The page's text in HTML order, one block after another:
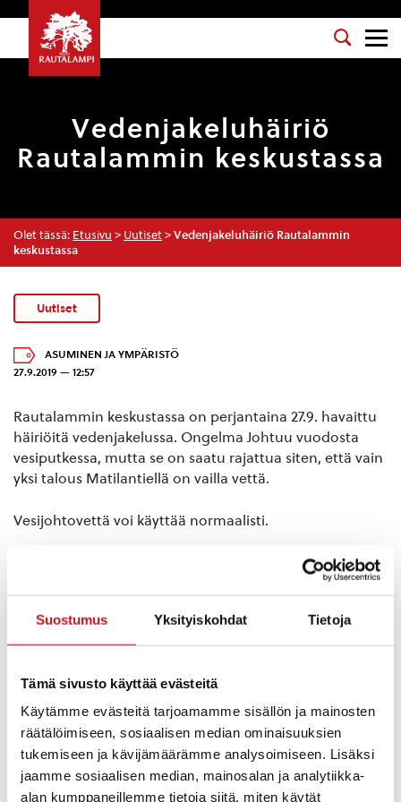
Suostumus Yksityiskohdat Tietoja
Tämä sivusto käyttää evästeitä
Käytämme evästeitä tarjoamamme sisällön ja mainosten
räätälöimiseen, sosiaalisen median ominaisuuksien
tukemiseen ja kävijämäärämme analysoimiseen. Lisäksi
jaamme sosiaalisen median, mainosalan ja analytiikka-
alan kumppaneillemme tietoja siitä, miten käytät
Vedenjakeluhäiriö
Rautalammin keskustassa
Olet tässä: Etusivu > Uutiset > Vedenjakeluhäiriö Rautalammin
keskustassa
Uutiset
ASUMINEN JA YMPÄRISTÖ
27.9.2019 — 12:57
Rautalammin keskustassa on perjantaina 27.9. havaittu
häiriöitä vedenjakelussa. Ongelma Johtuu vuodosta
vesiputkessa, mutta se on saatu rajattua siten, että vain
yksi talous Matilantiellä on vailla vettä.
Vesijohtovettä voi käyttää normaalisti.
Runkovesiputken saneeraus etenee
useita vuotoja runkovesiputkessa. Vuotojen syynä on
vanhan putken huono kunto.
Runkovesiputken uusimisen suunnittelu on nyt
valmistunut ja seuraavaksi urakoitsijoilta pyydetään
tarjouksia urakasta. Tarkoituksena on, että nykyinen
himaniittiputki voitaisi jättää kokonaan pois käytöstä.
Korjaus aloitetaan putken vanhimmasta osasta eli
Toholahden puoleisesta päästä kirkonkylää. Tavoitteena